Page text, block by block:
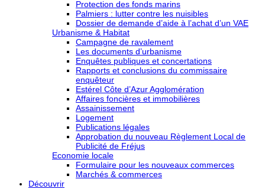
Protection des fonds marins
Palmiers : lutter contre les nuisibles
Dossier de demande d’aide à l’achat d’un VAE
Urbanisme & Habitat
Campagne de ravalement
Les documents d’urbanisme
Enquêtes publiques et concertations
Rapports et conclusions du commissaire
enquêteur
Estérel Côte d’Azur Agglomération
Affaires foncières et immobilières
Assainissement
Logement
Publications légales
Approbation du nouveau Règlement Local de
Publicité de Fréjus
Economie locale
Formulaire pour les nouveaux commerces
Marchés & commerces
Découvrir